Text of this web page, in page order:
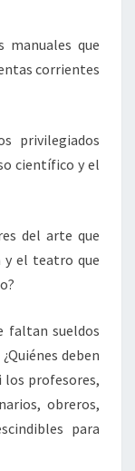
manuales que
corrientes
privilegiados
científico y el
del arte que
y el teatro que
faltan sueldos
deben
los profesores,
obreros,
para